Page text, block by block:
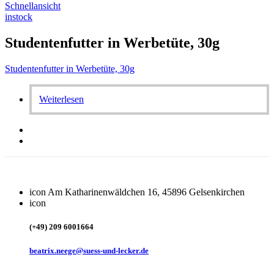
Schnellansicht
instock
Studentenfutter in Werbetüte, 30g
Studentenfutter in Werbetüte, 30g
Weiterlesen
icon Am Katharinenwäldchen 16, 45896 Gelsenkirchen
icon
(+49) 209 6001664
beatrix.neege@suess-und-lecker.de